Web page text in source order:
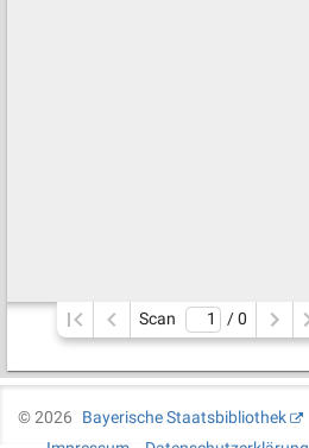
Scan / 0
©2026
Bayerische Staatsbibliothek